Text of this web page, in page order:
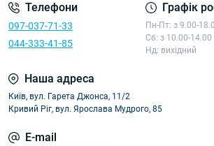
Телефони
097-037-71-33
044-333-41-85
Графік
Пн-Пт: з 9.00-
Сб: з 10.00-14.00
Нд: вихідний
Наша адреса
Київ, вул. Гарета Джонса, 11/2
Кривий Ріг, вул. Ярослава Мудрого, 85
E-mail